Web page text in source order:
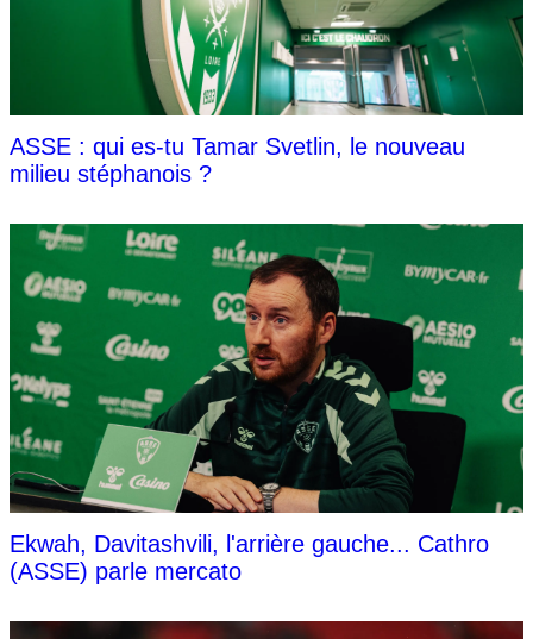
ASSE : qui es-tu Tamar Svetlin, le nouveau
milieu stéphanois ?
Ekwah, Davitashvili, l'arrière gauche... Cathro
(ASSE) parle mercato